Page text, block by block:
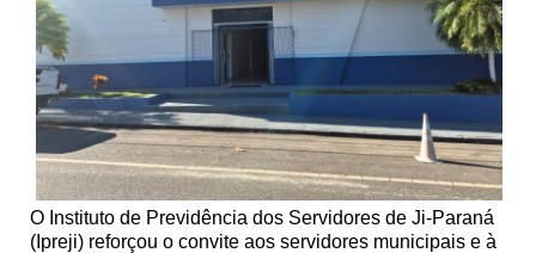
O Instituto de Previdência dos Servidores de Ji-Paraná
(Ipreji) reforçou o convite aos servidores municipais e à